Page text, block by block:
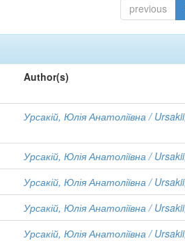
previous
Author(s)
Урсакій, Юлія Анатоліївна /
Урсакій, Юлія Анатоліївна /
Урсакій, Юлія Анатоліївна /
Урсакій, Юлія Анатоліївна /
Урсакій, Юлія Анатоліївна /